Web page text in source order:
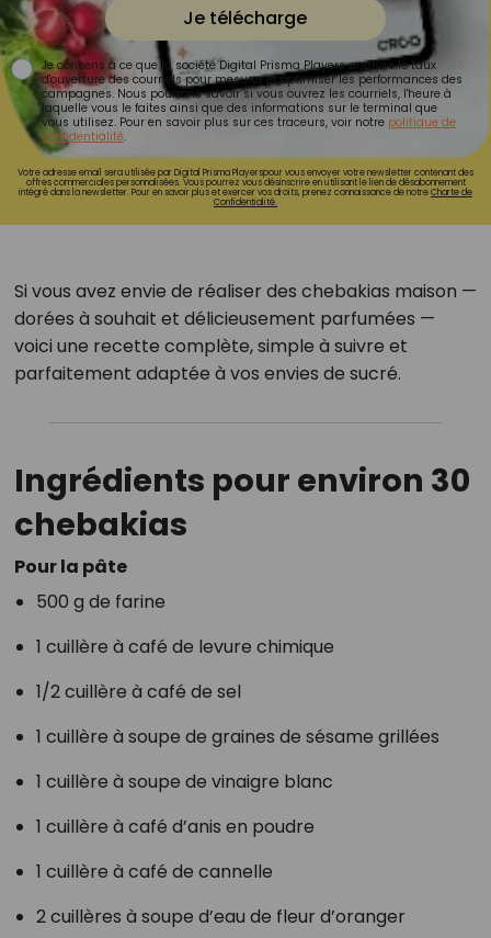
Je télécharge
Je consens à ce que la société Digital Prisma Players analyse le taux
d'ouverture des courriels pour mesurer et optimiser les performances des
campagnes. Nous pourrons savoir si vous ouvrez les courriels, l'heure à
laquelle vous le faites ainsi que des informations sur le terminal que
vous utilisez. Pour en savoir plus sur ces traceurs, voir notre politique de
confidentialité.
Votre adresse email sera utilisée par Digital Prisma Playerspour vous envoyer votre newsletter contenant des
offres commerciales personnalisées. Vous pourrez vous désinscrire en utilisant le lien de désabonnement
intégré dans la newsletter. Pour en savoir plus et exercer vos droits, prenez connaissance de notreCharte de
Confidentialité.
Si vous avez envie de réaliser des chebakias maison —
dorées à souhait et délicieusement parfumées —
voici une recette complète, simple à suivre et
parfaitement adaptée à vos envies de sucré.
Ingrédients pour environ 30
chebakias
Pour la pâte
500 g de farine
1 cuillère à café de levure chimique
1/2 cuillère à café de sel
1 cuillère à soupe de graines de sésame grillées
1 cuillère à soupe de vinaigre blanc
1 cuillère à café d’anis en poudre
1 cuillère à café de cannelle
2 cuillères à soupe d’eau de fleur d’oranger